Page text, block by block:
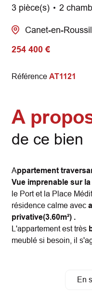
3 pièce(s)
2
Canet-en-
254 400 €
Référence AT1121
A
de ce bien
Appartement
Vue imprenable sur
le Port et la Place
résidence calme avec
privative(3.60m²) .
L'appartement est très
meublé si besoin, il
salle d'eau et le
En